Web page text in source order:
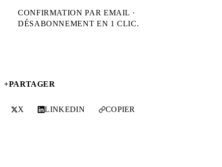
CONFIRMATION PAR EMAIL ·
DÉSABONNEMENT EN 1 CLIC.
+PARTAGER
X LINKEDIN COPIER